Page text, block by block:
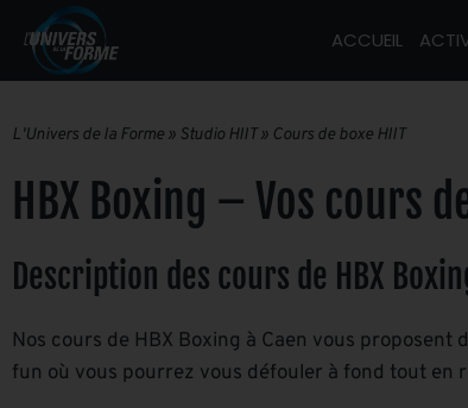
ACCUEIL
L'Univers de la Forme » Studio HIIT» Cours de boxe HIIT
HBX Boxing – Vos cours
Description des cours de HBX
Nos cours de HBX Boxing à Caen vous
fun où vous pourrez vous défouler à fond tout en